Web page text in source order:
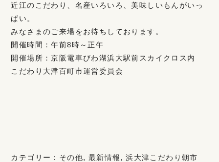
近江のこだわり、名産いろいろ、美味しいもんがいっ
ぱい。
みなさまのご来場をお待ちしております。
開催時間：午前8時～正午
開催場所：京阪電車びわ湖浜大駅前スカイクロス内
こだわり大津百町市運営委員会
カテゴリー： その他, 最新情報,浜大津こだわり朝市